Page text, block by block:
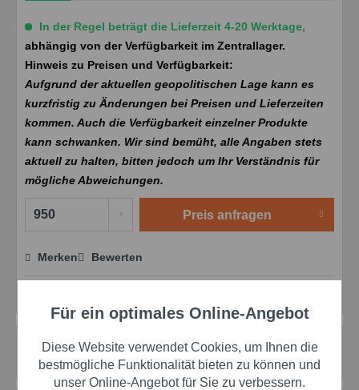
In der Regel beträgt die Lieferzeit 4-20 Werktage,
abhängig von der Verfügbarkeit im Zentrallager.
Hinweis zu Preisen und Verfügbarkeit:
Aufgrund der aktuellen geopolitischen Lage kann es
kurzfristig zu Änderungen bei Preisen und Lieferzeiten
kommen. Auch die Verfügbarkeit einzelner Produkte
kann schwanken. Wir sind bemüht, alle Angaben stets
aktuell zu halten, bitten jedoch um Ihr Verständnis für
mögliche Abweichungen.
Preis anfragen
Preis anfragen
Merken Bewerten
Beschreibung
mehr
Funktionale Aktiv
Marketing Aktiv
Für ein optimales Online-Angebot
Diese Website verwendet Cookies, um Ihnen die
bestmögliche Funktionalität bieten zu können und
unser Online-Angebot für Sie zu verbessern.